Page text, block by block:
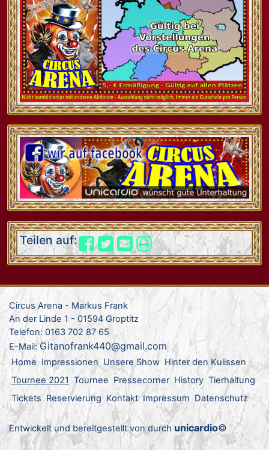
Teilen auf:
Circus Arena - Markus Frank
An der Linde 1 - 01594 Groptitz
Telefon: 0163 702 87 65
E-Mail:Gitanofrank440@gmail.com
Home Impressionen Unsere Show Hinter den Kulissen
Tournee 2021 Tournee Pressecorner History Tierhaltung
Tickets Reservierung Kontakt Impressum Datenschutz
Entwickelt und bereitgestellt von durch unicardio©